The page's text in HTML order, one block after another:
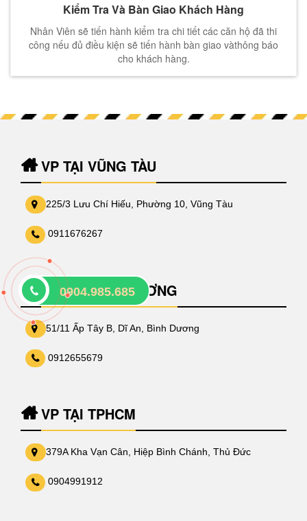
Kiểm Tra Và Bàn Giao Khách Hàng
Nhân Viên sẽ tiến hành kiểm tra chi tiết các căn hộ đã thi
công nếu đủ điều kiện sẽ tiến hành bàn giao vàthông báo
cho khách hàng.
VP TẠI VŨNG TÀU
225/3 Lưu Chí Hiếu, Phường 10, Vũng Tàu
0911676267
VP TẠI BÌNH DƯƠNG
51/11 Ấp Tây B, Dĩ An, Bình Dương
0912655679
VP TẠI TPHCM
379A Kha Vạn Cân, Hiệp Bình Chánh, Thủ Đức
0904991912
0904.985.685